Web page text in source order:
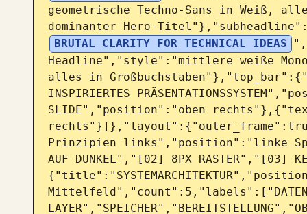
geometrische Techno-Sans in Weiß,
dominanter Hero-
BRUTAL CLARITY FOR TECHNICAL IDEAS
Headline","style":"mittlere weiße
alles in
INSPIRIERTES
SLIDE","position":"oben
Prinzipien links","position":"linke
AUF DUNKEL","[02] 8PX RASTER","[03]